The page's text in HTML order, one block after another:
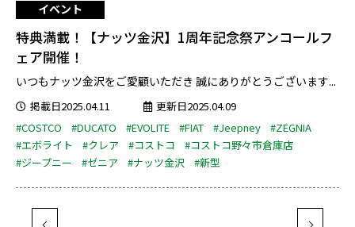
イベント
特典満載！【ナッツ金沢】1周年記念祭アンコールフ
ェア開催！
いつもナッツ金沢をご愛顧いただき 誠にありがとうございます...
掲載日2025.04.11
更新日2025.04.09
#COSTCO
#DUCATO #EVOLITE #FIAT #Jeepney
#ZEGNIA
#エボライト
#クレア #コストコ
#コストコ野々市倉庫店
#ジープニー
#ゼニア #ナッツ金沢 #新型